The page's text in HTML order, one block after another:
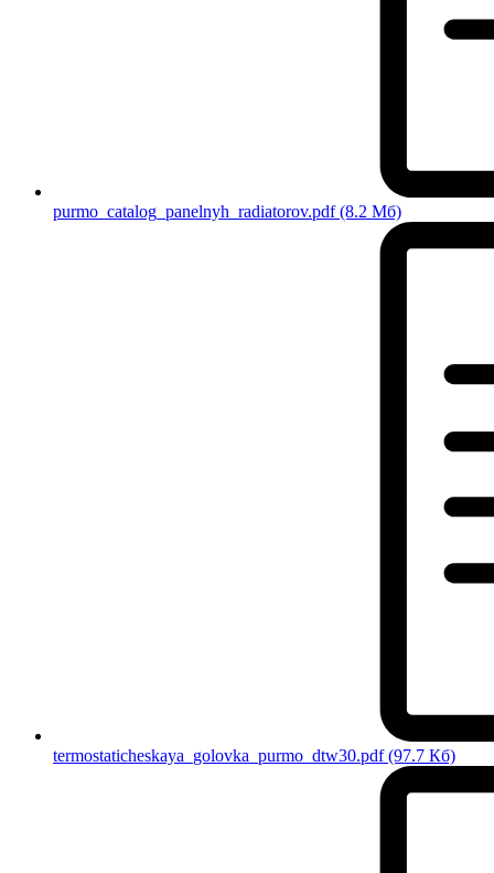
purmo_catalog_panelnyh_radiatorov.pdf(8.2 Мб)
termostaticheskaya_golovka_purmo_dtw30.pdf(97.7 Кб)